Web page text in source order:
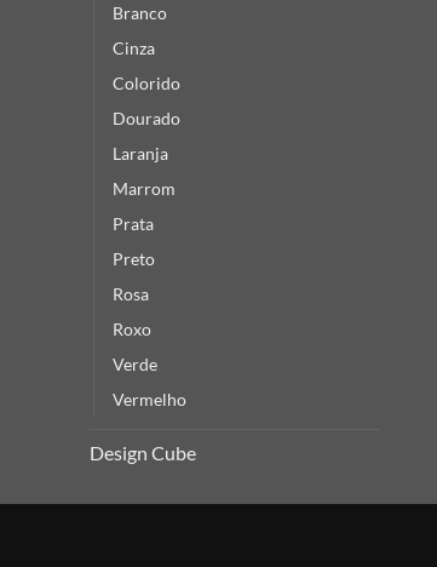
Branco
Cinza
Colorido
Dourado
Laranja
Marrom
Prata
Preto
Rosa
Roxo
Verde
Vermelho
Design Cube